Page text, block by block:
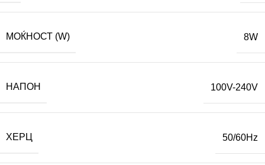
МОЌНОСТ (W) 8W
НАПОН 100V-240V
ХЕРЦ 50/60Hz